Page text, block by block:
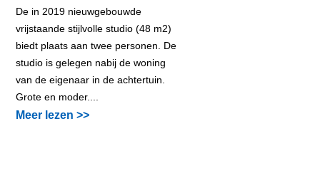
De in 2019 nieuwgebouwde
vrijstaande stijlvolle studio (48 m2)
biedt plaats aan twee personen. De
studio is gelegen nabij de woning
van de eigenaar in de achtertuin.
Grote en moder....
Meer lezen >>